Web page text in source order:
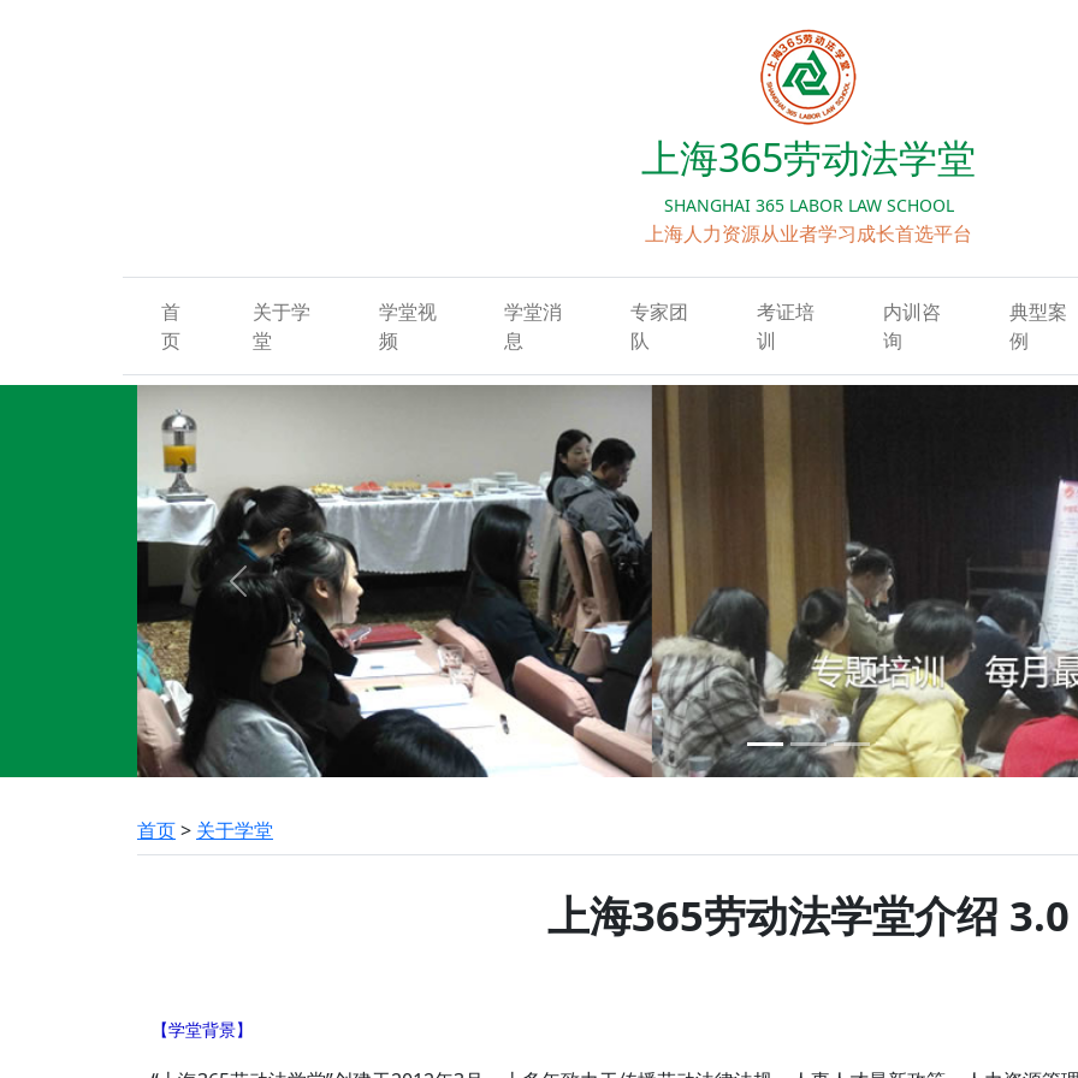
上海365劳动法学堂
SHANGHAI 365 LABOR LAW SCHOOL
上海人力资源从业者学习成长首选平台
首
页
关于学
堂
学堂视
频
学堂消
息
专家团
队
考证培
训
内训咨
询
典型案
例
Previous
首页> 关于学堂
上海365劳动法学堂介绍 3.0
【学堂背景】